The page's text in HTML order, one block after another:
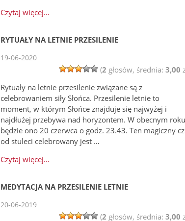
Czytaj więcej...
RYTUAŁY NA LETNIE PRZESILENIE
19-06-2020
(2 głosów, średnia:3,00
Rytuały na letnie przesilenie związane są z
celebrowaniem siły Słońca. Przesilenie letnie to
moment, w którym Słońce znajduje się najwyżej i
najdłużej przebywa nad horyzontem. W obecnym roku
będzie ono 20 czerwca o godz. 23.43. Ten magiczny
od stuleci celebrowany jest …
Czytaj więcej...
MEDYTACJA NA PRZESILENIE LETNIE
20-06-2019
(2 głosów, średnia:3,00